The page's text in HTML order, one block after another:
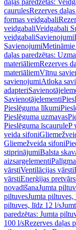
daļas paredzētas:
caurulesRezerves
formas veidgabali
veidgabaliVeidgabali
veidgabaliSavienojumi
Savienojumi
daļas paredzētas:
materiāliemRezerves
materiāliemVītņu
savienojumiAtloka
adapteri
Savienotājelementi
Pieslēguma līkumi
Pieslēguma uzmavas
Pieslēguma īscauruleP
veida sifoni
Gliemežveida sifoni
stiprinājumiBalsta
aizsargelementi
vārstiVentilācijas vārsti
vārstiEnerģijas
novadīšanaJumta
piltuvesJumta
piltuves, līdz 12 l/s
paredzētas: Jumta
100 l/sRezerves daļas